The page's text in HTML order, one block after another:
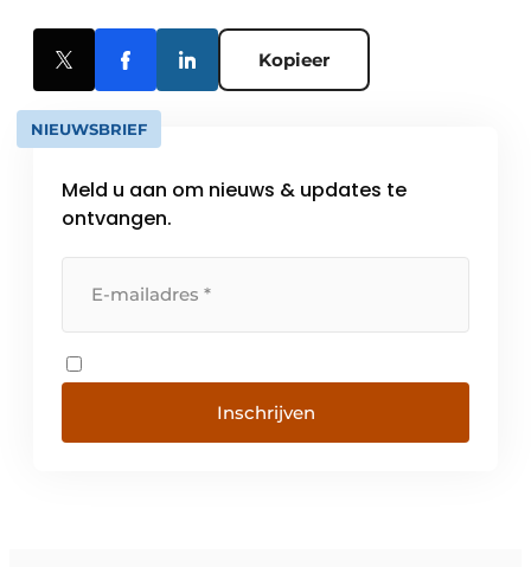
Kopieer
NIEUWSBRIEF
Meld u aan om nieuws & updates te
ontvangen.
Inschrijven